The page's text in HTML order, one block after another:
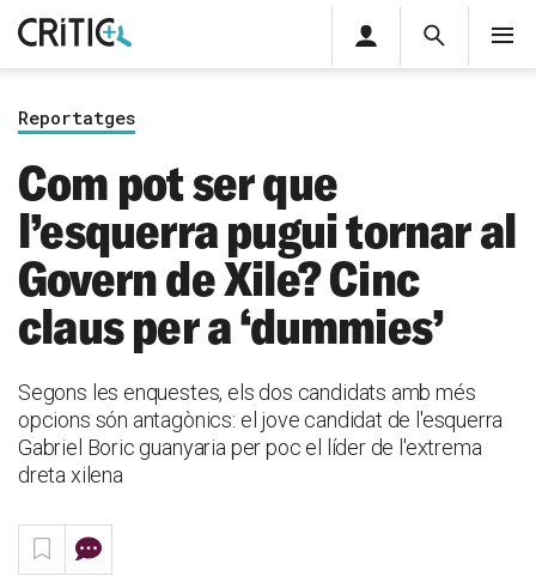
Cerca
privada
Inicia sessió
Reportatges
Com pot ser que
l’esquerra pugui tornar al
Govern de Xile? Cinc
claus per a ‘dummies’
Segons les enquestes, els dos candidats amb més
opcions són antagònics: el jove candidat de l'esquerra
Gabriel Boric guanyaria per poc el líder de l'extrema
dreta xilena